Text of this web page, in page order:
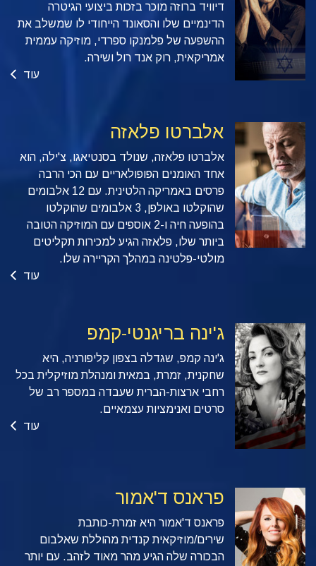
דיוויד ברוזה מוכר בזכות ביצועי הגיטרה
הדינמיים שלו והסאונד הייחודי לו שמשלב את
ההשפעה של פלמנקו ספרדי, מוזיקה עממית
אמריקאית, רוק אנד רול ושירה.
עוד
אלברטו פלאזה
אלברטו פלאזה, שנולד בסנטיאגו, צ'ילה, הוא
אחד האומנים הפופולאריים עם הכי הרבה
פרסים באמריקה הלטינית. עם 12 אלבומים
שהוקלטו באולפן, 3 אלבומים שהוקלטו
בהופעה חיה ו-2 אוספים עם המוזיקה הטובה
ביותר שלו, פלאזה הגיע למכירות תקליטים
מולטי-פלטינה במהלך הקריירה שלו.
עוד
ג'ינה בריגנטי-קמפ
ג'ינה קמפ, שגדלה בצפון קליפורניה, היא
שחקנית, זמרת, במאית ומנהלת מוזיקלית בכל
רחבי ארצות-הברית שעבדה במספר רב של
סרטים ואנימציות עצמאיים.
עוד
פראנס ד'אמור
פראנס ד'אמור היא זמרת-כותבת
שירים/מוזיקאית קנדית מהוללת שאלבום
הבכורה שלה הגיע מהר מאוד לזהב. עם יותר